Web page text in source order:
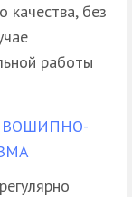
качества, без
работы